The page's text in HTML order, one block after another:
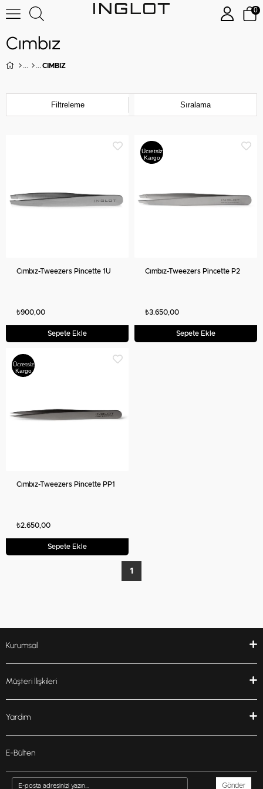
0
Cımbız
CIMBIZ
Filtreleme Sıralama
Cımbız-Tweezers Pincette 1U
₺900,00
Sepete Ekle
Ücretsiz
Kargo
Cımbız-Tweezers Pincette P2
₺3.650,00
Sepete Ekle
Ücretsiz
Kargo
Cımbız-Tweezers Pincette PP1
₺2.650,00
Sepete Ekle
1
Kurumsal
Müşteri İlişkileri
Yardım
E-Bülten
Gönder